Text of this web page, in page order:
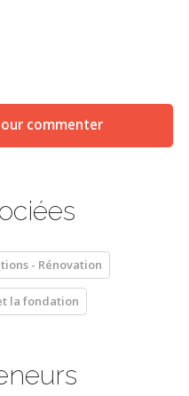
commenter
- Rénovation
la fondation